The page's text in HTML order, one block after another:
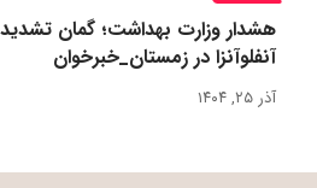
هشدار وزارت بهداشت؛ گمان
آنفلوآنزا در زمستان_خبرخوان
آذر ۲۵, ۱۴۰۴